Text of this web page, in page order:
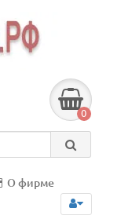
0
О фирме